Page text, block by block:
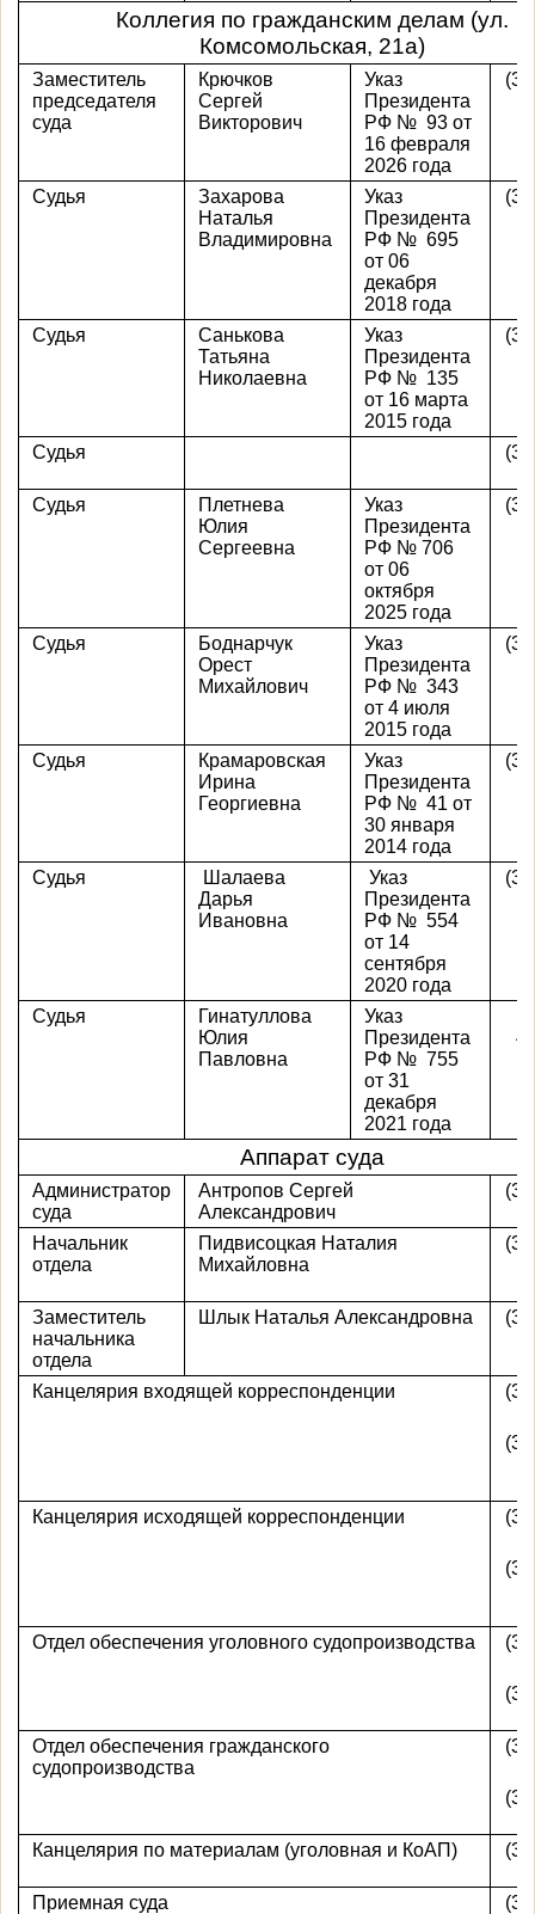
Коллегия по гражданским делам (ул.
Комсомольская, 21а)
Заместитель
председателя
суда
Крючков
Сергей
Викторович
Указ
Президента
РФ № 93 от
16 февраля
2026 года
Судья
Захарова
Наталья
Владимировна
Указ
Президента
РФ № 695
от 06
декабря
2018 года
Судья
Санькова
Татьяна
Николаевна
Указ
Президента
РФ № 135
от 16 марта
2015 года
Судья
Судья
Плетнева
Юлия
Сергеевна
Указ
Президента
РФ № 706
от 06
октября
2025 года
Судья
Боднарчук
Орест
Михайлович
Указ
Президента
РФ № 343
от 4 июля
2015 года
Судья
Крамаровская
Ирина
Георгиевна
Указ
Президента
РФ № 41 от
30 января
2014 года
Судья
Шалаева
Дарья
Ивановна
Указ
Президента
РФ № 554
от 14
сентября
2020 года
Судья
Гинатуллова
Юлия
Павловна
Указ
Президента
РФ № 755
от 31
декабря
2021 года
Аппарат суда
Администратор
суда
Антропов Сергей
Александрович
Начальник
отдела
Пидвисоцкая Наталия
Михайловна
Заместитель
начальника
отдела
Шлык Наталья Александровна
Канцелярия входящей корреспонденции
Канцелярия исходящей корреспонденции
Отдел обеспечения уголовного судопроизводства
Отдел обеспечения гражданского
судопроизводства
Канцелярия по материалам (уголовная и КоАП)
Приемная суда